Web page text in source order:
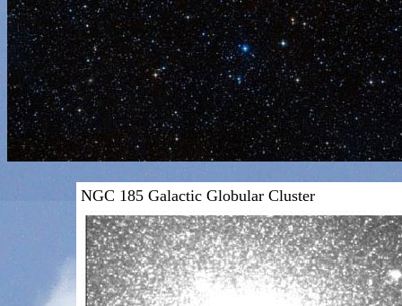
NGC 185 Galactic Globular Cluster